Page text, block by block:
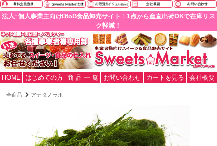
法人･個人事業主向けBtoB食品卸売サイト！1点から産直出荷OKで在庫リス
ク軽減！
HOME はじめての方 商 品 一 覧 お問い合わせ カートを見る 会社概要
全商品 アナタノラボ